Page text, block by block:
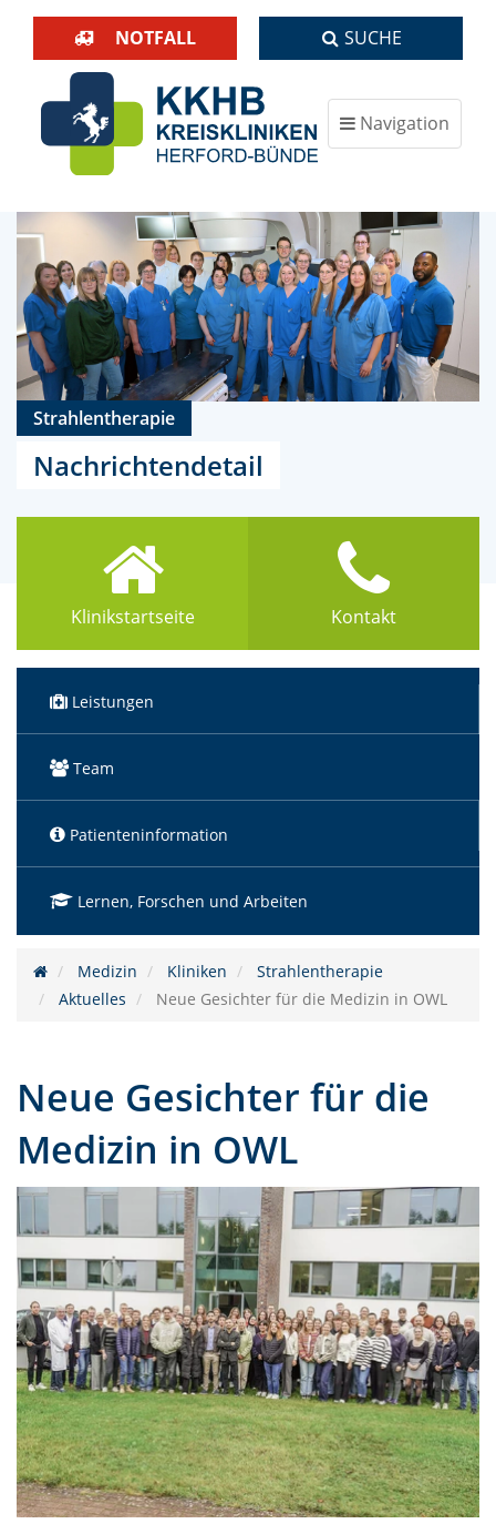
NOTFALL SUCHE
Navigation
ein-/ausblenden
Strahlentherapie
Nachrichtendetail
Klinikstartseite Kontakt
Leistungen
Team
Patienteninformation
Lernen, Forschen und Arbeiten
Medizin Kliniken
Strahlentherapie
Aktuelles
Neue Gesichter für die Medizin in OWL
Neue Gesichter für die
Medizin in OWL